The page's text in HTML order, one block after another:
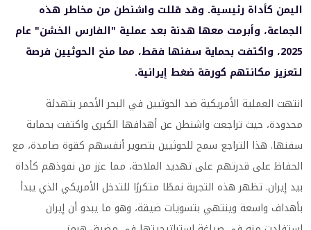
اليمن كأداة رئيسية. وقد قللت واشنطن من مخاطر هذه
الجماعة، وأبرمت معها هدنة بعد عملية "الفارس الخشن" عام
2025، واكتفت بحماية سفنها فقط، مما منح الحوثيين فرصة
لتعزيز مكانتهم كورقة ضغط إيرانية.
انتهت العملية الأمريكية ضد الحوثيين في البحر الأحمر بتهدئة
محدودة، حيث تراجعت واشنطن عن أهدافها الكبرى واكتفت بحماية
سفنها. هذا التراجع سمح للحوثيين بتصوير أنفسهم كقوة صامدة، مع
الحفاظ على قدرتهم على تهديد الملاحة، مما عزز من نفوذهم كأداة
بيد إيران. تظهر هذه التجربة نمطًا متكررًا للتدخل الأمريكي الذي يبدأ
بأهداف واسعة وينتهي بتسويات ضيقة، وهو ما يبدو أن إيران